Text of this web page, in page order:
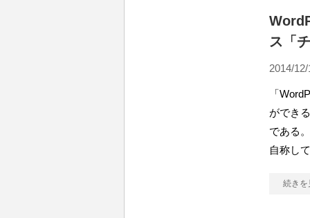
ス「
2014/
「
ができ
である
自称し
続きを